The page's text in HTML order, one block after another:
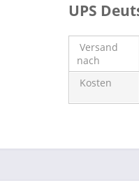
UPS
Versand
nach
Kosten